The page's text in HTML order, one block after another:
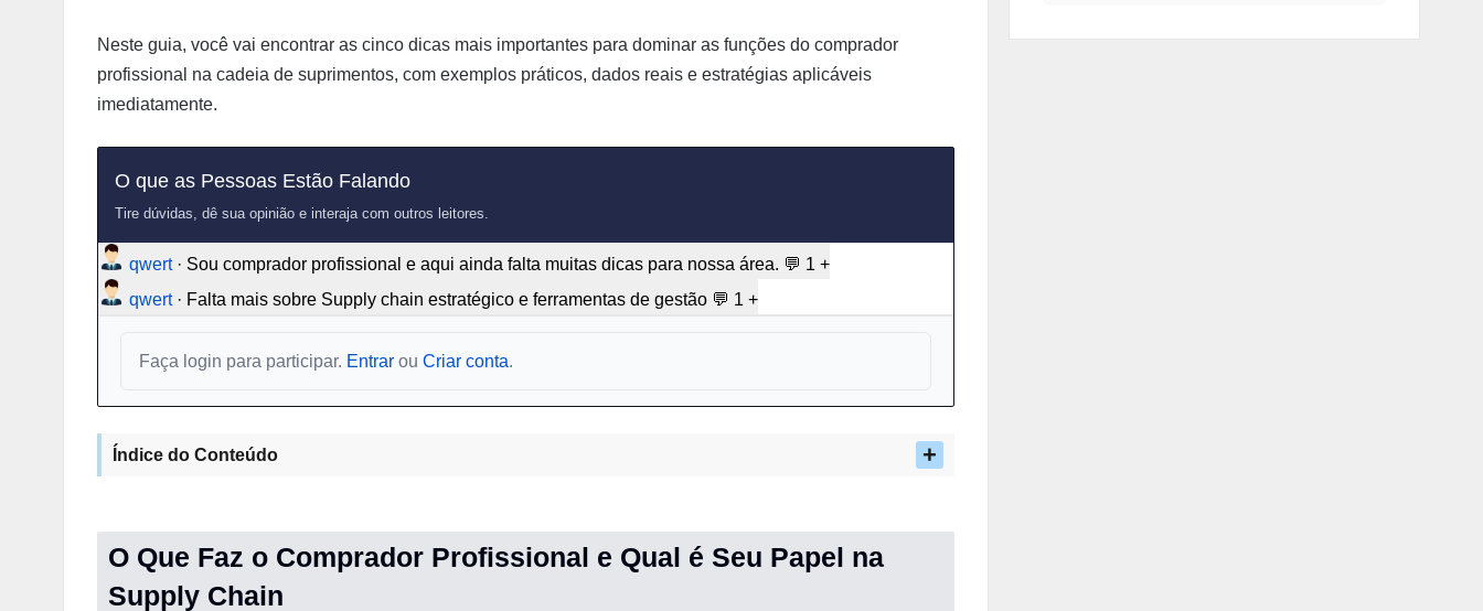
Neste guia, você vai encontrar as cinco dicas mais importantes para dominar as funções do comprador
profissional na cadeia de suprimentos, com exemplos práticos, dados reais e estratégias aplicáveis
imediatamente.
O que as Pessoas Estão Falando
Tire dúvidas, dê sua opinião e interaja com outros leitores.
qwert · Sou comprador profissional e aqui ainda falta muitas dicas para nossa área. 💬 1 +
qwert · Falta mais sobre Supply chain estratégico e ferramentas de gestão 💬 1 +
Faça login para participar. Entrar ou Criar conta.
Índice do Conteúdo
O Que Faz o Comprador Profissional e Qual é Seu Papel na
Supply Chain